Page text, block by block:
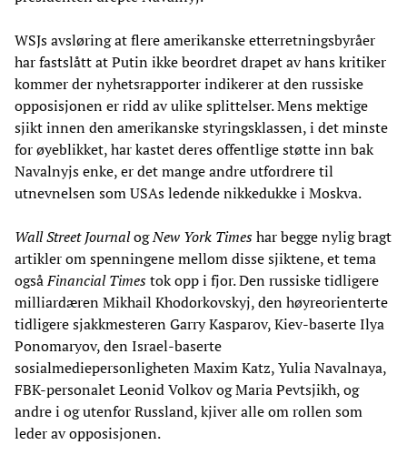
WSJs avsløring at flere amerikanske etterretningsbyråer
har fastslått at Putin ikke beordret drapet av hans kritiker
kommer der nyhetsrapporter indikerer at den russiske
opposisjonen er ridd av ulike splittelser. Mens mektige
sjikt innen den amerikanske styringsklassen, i det minste
for øyeblikket, har kastet deres offentlige støtte inn bak
Navalnyjs enke, er det mange andre utfordrere til
utnevnelsen som USAs ledende nikkedukke i Moskva.
Wall Street JournalogNew York Timeshar begge nylig bragt
artikler om spenningene mellom disse sjiktene, et tema
ogsåFinancial Timestok opp i fjor. Den russiske tidligere
milliardæren Mikhail Khodorkovskyj, den høyreorienterte
tidligere sjakkmesteren Garry Kasparov, Kiev-baserte Ilya
Ponomaryov, den Israel-baserte
sosialmediepersonligheten Maxim Katz, Yulia Navalnaya,
FBK-personalet Leonid Volkov og Maria Pevtsjikh, og
andre i og utenfor Russland, kjiver alle om rollen som
leder av opposisjonen.